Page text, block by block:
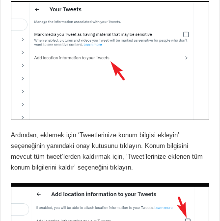
Ardından, eklemek için ‘Tweetlerinize konum bilgisi ekleyin’
seçeneğinin yanındaki onay kutusunu tıklayın. Konum bilgisini
mevcut tüm tweet’lerden kaldırmak için, ‘Tweet’lerinize eklenen tüm
konum bilgilerini kaldır’ seçeneğini tıklayın.